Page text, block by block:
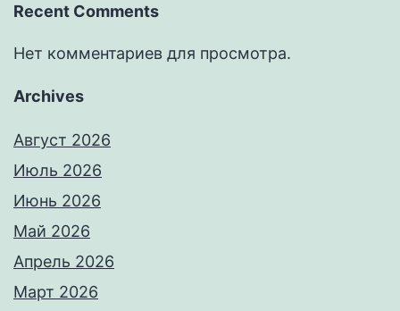
Recent Comments
Нет комментариев для просмотра.
Archives
Август 2026
Июль 2026
Июнь 2026
Май 2026
Апрель 2026
Март 2026